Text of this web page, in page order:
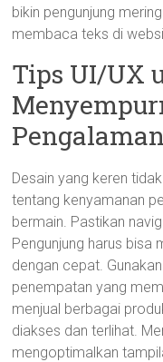
bikin pengunjung
membaca teks di
Tips UI/UX
Desain yang keren
tentang kenyamanan
bermain. Pastikan
Pengunjung harus bisa
dengan cepat.
penempatan yang
menjual berbagai
diakses dan terlihat.
mengoptimalkan